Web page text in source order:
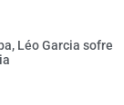
Léo Garcia sofre